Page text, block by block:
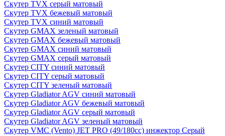
Скутер TVX серый матовый
Скутер TVX бежевый матовый
Скутер TVX синий матовый
Скутер GMAX зеленый матовый
Скутер GMAX бежевый матовый
Скутер GMAX синий матовый
Скутер GMAX серый матовый
Скутер CITY синий матовый
Скутер CITY серый матовый
Скутер CITY зеленый матовый
Скутер Gladiator AGV синий матовый
Скутер Gladiator AGV бежевый матовый
Скутер Gladiator AGV серый матовый
Скутер Gladiator AGV зеленый матовый
Скутер VMC (Vento) JET PRO (49/180cc) инжектор Серый